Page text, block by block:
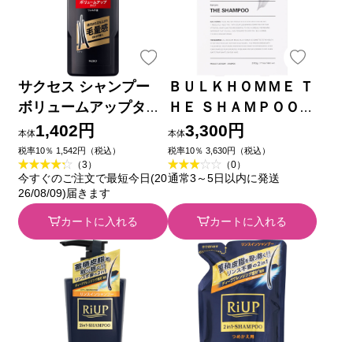
サクセス シャンプー
ボリュームアップタイ
プ 本体 ３５０ｍｌ 花
王
本体1,402円
税率10％ 1,542円（税込）
（3）
今すぐのご注文で最短今日(20
26/08/09)届きます
カートに入れる
ＢＵＬＫＨＯＭＭＥ Ｔ
ＨＥ ＳＨＡＭＰＯＯ
２００Ｇ バルクオム
本体3,300円
税率10％ 3,630円（税込）
（0）
通常3～5日以内に発送
カートに入れる